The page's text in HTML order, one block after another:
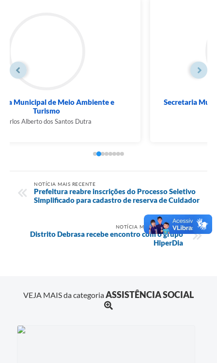
Secretaria Municipal de Finanças e Planejamento
NOTÍCIA MAIS RECENTE
Prefeitura reabre inscrições do Processo Seletivo
Simplificado para cadastro de reserva de Cuidador
NOTÍCIA MENOS RECENTE
Distrito Debrasa recebe encontro com o grupo
HiperDia
VEJA MAIS da categoriaASSISTÊNCIA SOCIAL